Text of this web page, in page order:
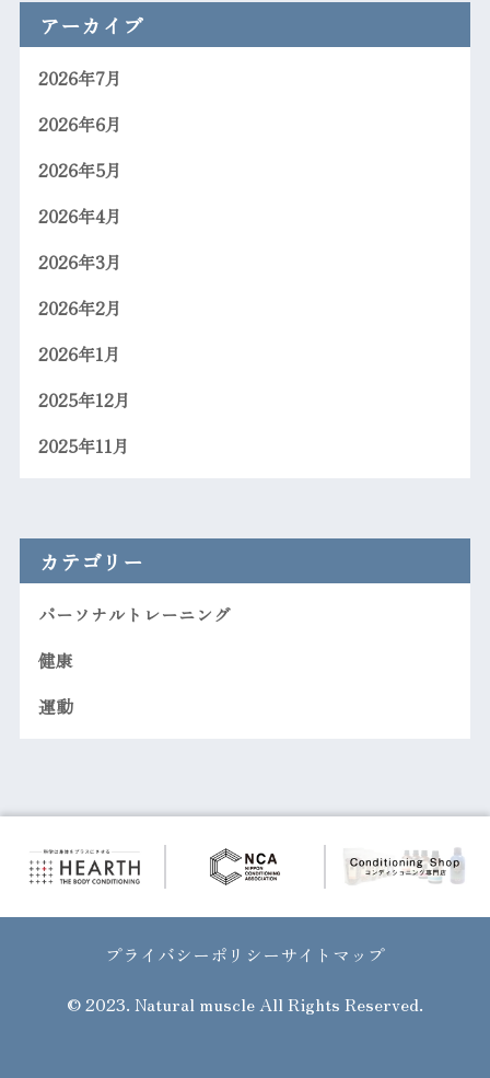
アーカイブ
2026年7月
2026年6月
2026年5月
2026年4月
2026年3月
2026年2月
2026年1月
2025年12月
2025年11月
カテゴリー
パーソナルトレーニング
健康
運動
プライバシーポリシーサイトマップ
© 2023. Natural muscle All Rights Reserved.